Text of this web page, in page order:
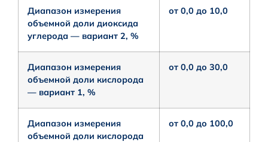
Диапазон измерения
объемной доли диоксида
углерода — вариант 2, %
от 0,0 до 10,0
Диапазон измерения
объемной доли кислорода
— вариант 1, %
от 0,0 до 30,0
Диапазон измерения
объемной доли кислорода
от 0,0 до 100,0